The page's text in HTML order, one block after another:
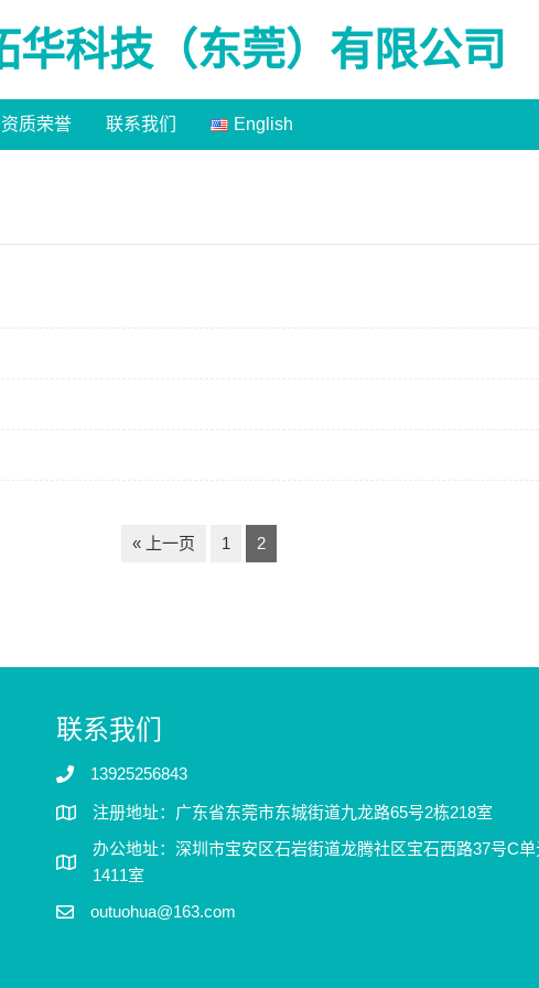
华科技（东莞）有限公司
资质荣誉 联系我们 English
« 上一页 1 2
联系我们
13925256843
注册地址：广东省东莞市东城街道九龙路65号2栋218室
办公地址：深圳市宝安区石岩街道龙腾社区宝石西路37号C
1411室
outuohua@163.com